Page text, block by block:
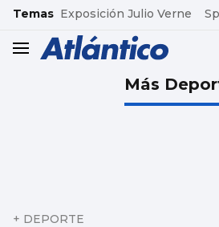
common.go-to-content
Temas Exposición Julio Verne
header.menu.open
Más
+ DEPORTE